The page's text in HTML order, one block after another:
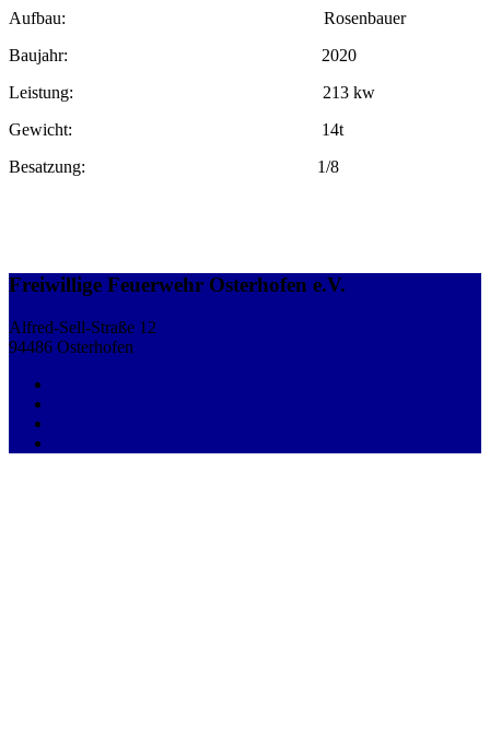
Aufbau: Rosenbauer
Baujahr: 2020
Leistung: 213 kw
Gewicht: 14t
Besatzung: 1/8
Freiwillige Feuerwehr Osterhofen e.V.
Alfred-Sell-Straße 12
94486 Osterhofen